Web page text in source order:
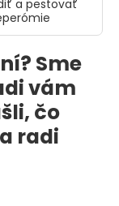
a pestovať
vám
čo
radi